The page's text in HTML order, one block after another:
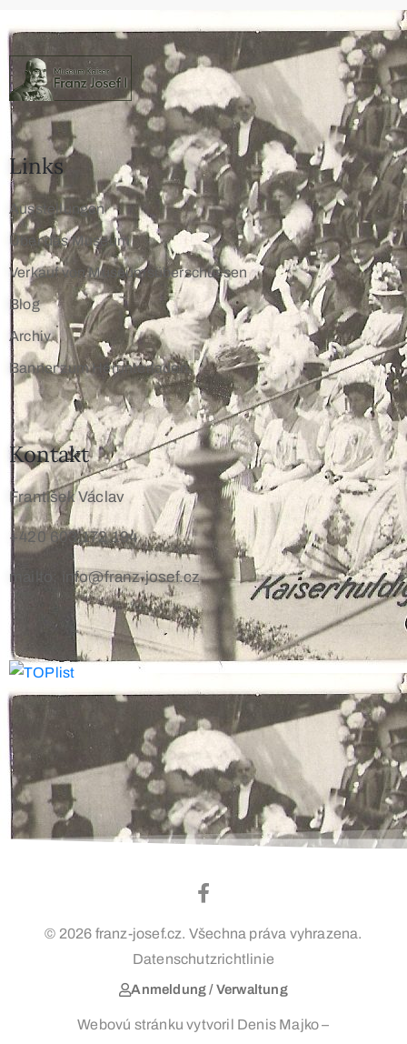
Links
Ausstellungen
Über das Museum
Verkauf von Museumsüberschüssen
Blog
Archiv
Banner zum Herunterladen
Kontakt
František Václav
+420 603 172 194
mailto: info@franz-josef.cz
© 2026 franz-josef.cz. Všechna práva vyhrazena.
Datenschutzrichtlinie
Anmeldung / Verwaltung
Webovú stránku vytvoril Denis Majko –